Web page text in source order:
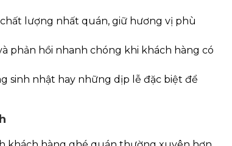
lượng nhất quán, giữ hương vị phù
phản hồi nhanh chóng khi khách hàng có
sinh nhật hay những dịp lễ đặc biệt để